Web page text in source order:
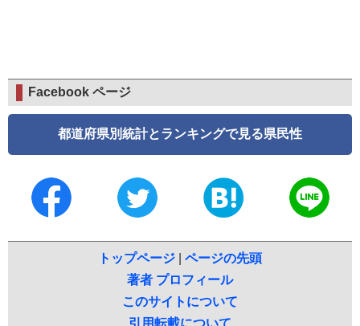
Facebook ページ
都道府県別統計とランキングで見る県民性
トップページ
ページの先頭
著者 プロフィール
このサイトについて
引用転載について